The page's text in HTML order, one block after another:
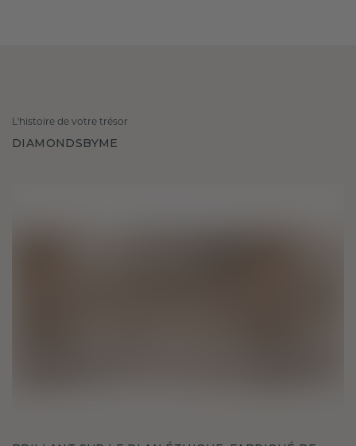
L'histoire de votre trésor
DIAMONDSBYME